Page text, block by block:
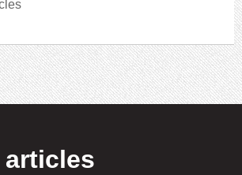
articles